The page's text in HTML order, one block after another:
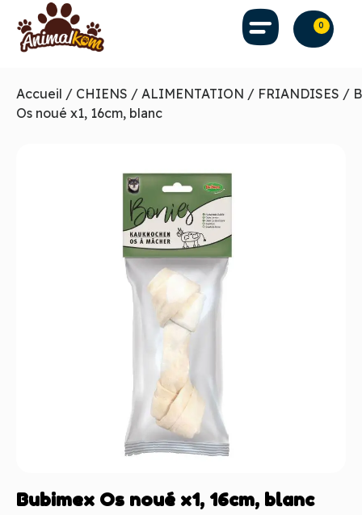
0
Accueil / CHIENS / ALIMENTATION / FRIANDISES /
Os noué x1, 16cm, blanc
Bubimex Os noué x1, 16cm, blanc